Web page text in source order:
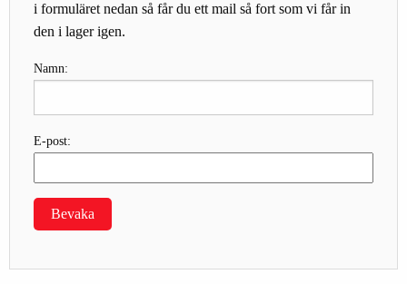
i formuläret nedan så får du ett mail så fort som vi får in
den i lager igen.
Namn:
E-post:
Bevaka